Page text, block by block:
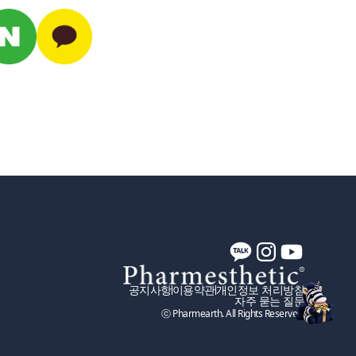
공지사항이용약관개인정보 처리방침
자주 묻는 질문
ⓒ Pharmearth. All Rights Reserved.